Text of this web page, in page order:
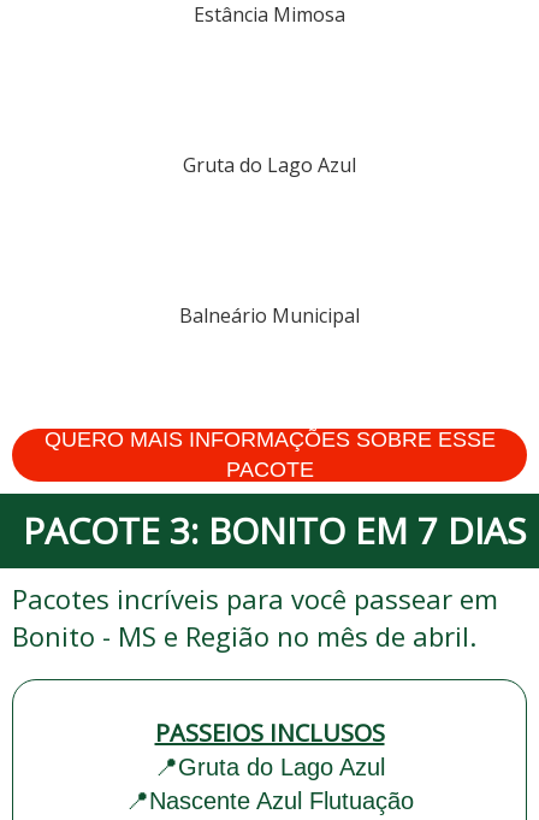
Estância Mimosa
Gruta do Lago Azul
Balneário Municipal
QUERO MAIS INFORMAÇÕES SOBRE ESSE
PACOTE
PACOTE 3: BONITO EM 7 DIAS
Pacotes incríveis para você passear em
Bonito - MS e Região no mês de abril.
PASSEIOS INCLUSOS
📍Gruta do Lago Azul
📍Nascente Azul Flutuação